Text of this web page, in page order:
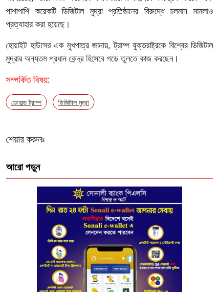
পাশাপাশি কয়েকটি ডিজিটাল মুদ্রা প্রতিষ্ঠানের বিরুদ্ধে চলমান মামলাও
প্রত্যাহার করা হয়েছে।
হোয়াইট হাউসের এক মুখপাত্র জানায়, ট্রাম্প যুক্তরাষ্ট্রকে বিশ্বের ডিজিটাল
মুদ্রার অন্যতম প্রধান কেন্দ্র হিসেবে গড়ে তুলতে কাজ করছেন।
সম্পর্কিত বিষয়:
ডোনাল্ড ট্রাম্প ডিজিটাল মুদ্রা
শেয়ার করুনঃ
আরো পড়ুন